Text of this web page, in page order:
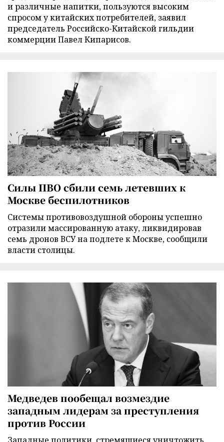
и различные напитки, пользуются высоким
спросом у китайских потребителей, заявил
председатель Российско-Китайской гильдии
коммерции Павел Кипарисов.
Силы ПВО сбили семь летевших к
Москве беспилотников
Cистемы противовоздушной обороны успешно
отразили массированную атаку, ликвидировав
семь дронов ВСУ на подлете к Москве, сообщили
власти столицы.
Медведев пообещал возмездие
западным лидерам за преступления
против России
Западные политики, стремящиеся уничтожить